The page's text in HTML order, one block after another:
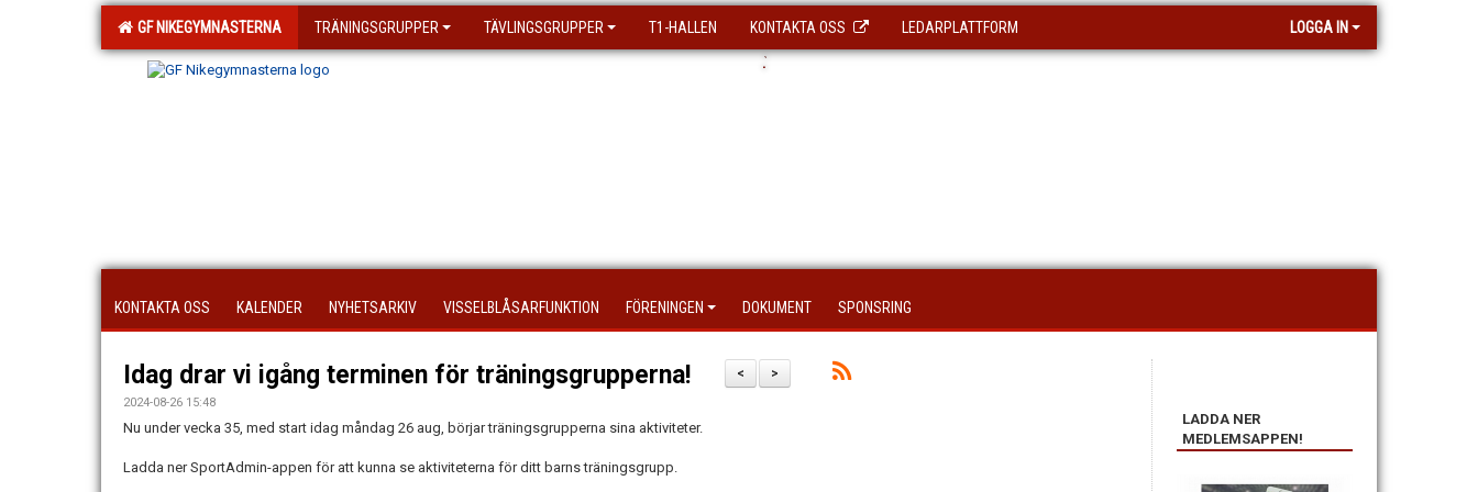
GF NIKEGYMNASTERNA TRÄNINGSGRUPPER TÄVLINGSGRUPPER T1-HALLEN KONTAKTA OSS LEDARPLATTFORM LOGGA IN
.`
KONTAKTA OSS KALENDER NYHETSARKIV VISSELBLÅSARFUNKTION FÖRENINGEN DOKUMENT SPONSRING
>
<
Idag drar vi igång terminen för träningsgrupperna!
2024-08-26 15:48
Nu under vecka 35, med start idag måndag 26 aug, börjar träningsgrupperna sina aktiviteter.
Ladda ner SportAdmin-appen för att kunna se aktiviteterna för ditt barns träningsgrupp.
LADDA NER
MEDLEMSAPPEN!